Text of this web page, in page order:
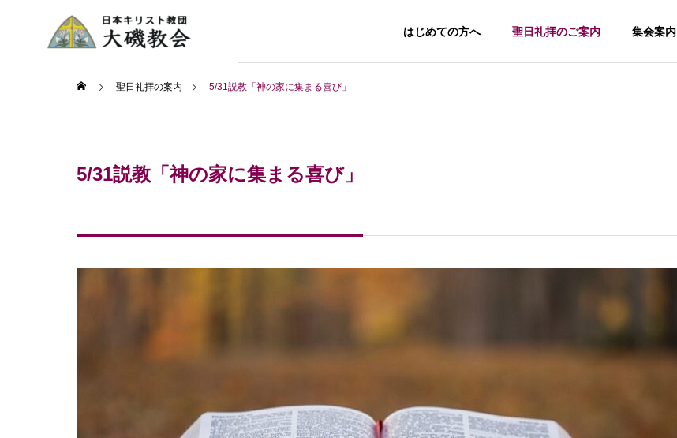
はじめての方へ 聖日礼拝のご案内 集会案内
聖日礼拝の案内 5/31説教「神の家に集まる喜び」
5/31説教「神の家に集まる喜び」